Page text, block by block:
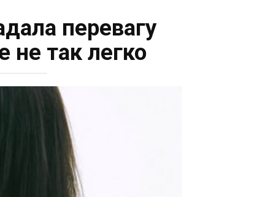
перевагу
не так легко